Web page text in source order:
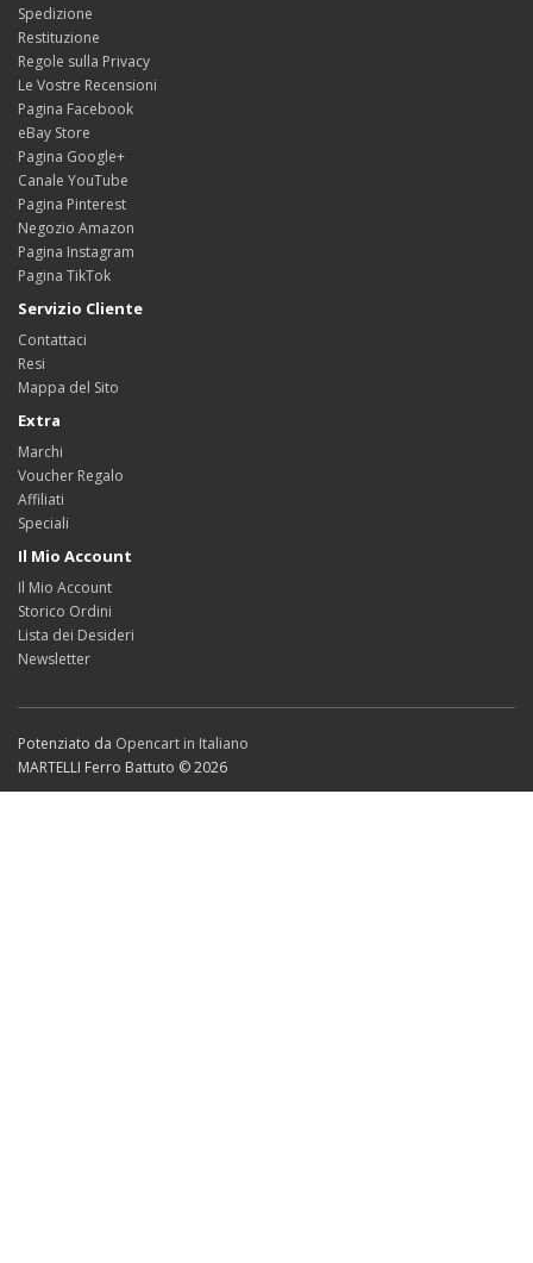
Spedizione
Restituzione
Regole sulla Privacy
Le Vostre Recensioni
Pagina Facebook
eBay Store
Pagina Google+
Canale YouTube
Pagina Pinterest
Negozio Amazon
Pagina Instagram
Pagina TikTok
Servizio Cliente
Contattaci
Resi
Mappa del Sito
Extra
Marchi
Voucher Regalo
Affiliati
Speciali
Il Mio Account
Il Mio Account
Storico Ordini
Lista dei Desideri
Newsletter
Potenziato da Opencart in Italiano
MARTELLI Ferro Battuto © 2026